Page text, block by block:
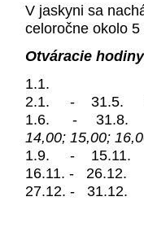
V jaskyni sa
celoročne okolo
Otváracie
1.1.
2.1. - 31.5.
1.6. - 31.8.
14,00; 15,00;
1.9. - 15.11.
16.11. - 26.12.
27.12. - 31.12.